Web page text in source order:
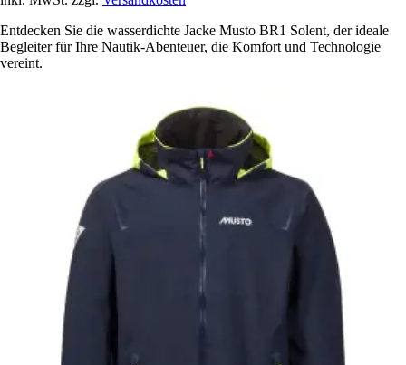
Entdecken Sie die wasserdichte Jacke Musto BR1 Solent, der ideale
Begleiter für Ihre Nautik-Abenteuer, die Komfort und Technologie
vereint.